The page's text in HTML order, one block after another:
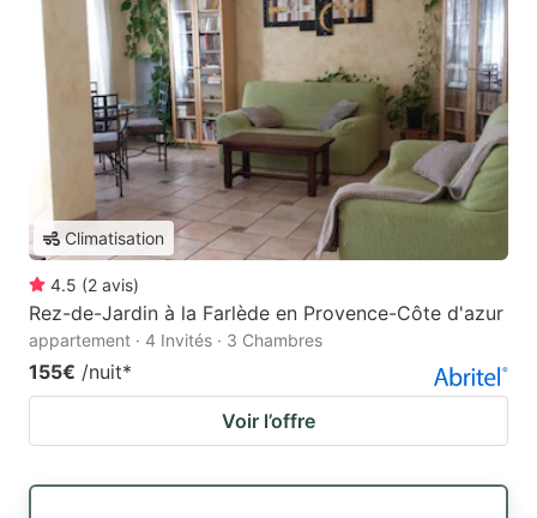
Climatisation
4.5 (2 avis)
Rez-de-Jardin à la Farlède en Provence-Côte d'azur
appartement · 4 Invités · 3 Chambres
155€ /nuit*
Voir l’offre